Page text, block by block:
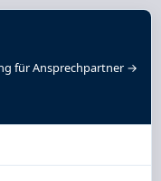
für Ansprechpartner →